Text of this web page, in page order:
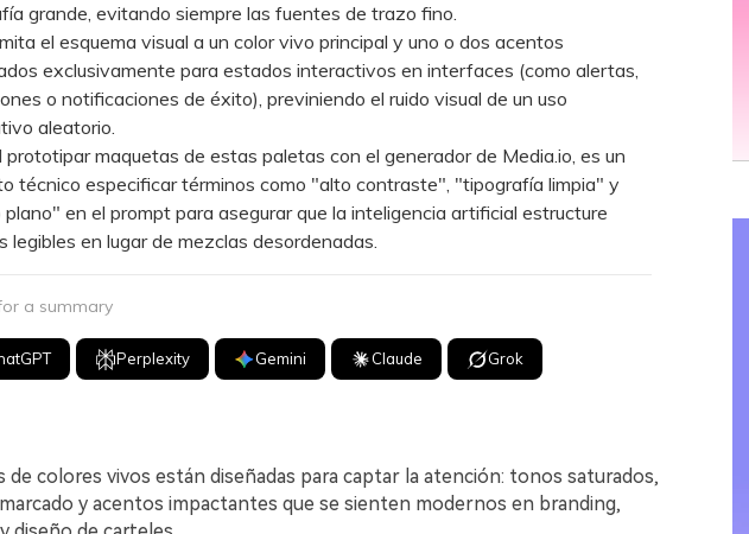
grande, evitando siempre las fuentes de trazo fino.
el esquema visual a un color vivo principal y uno o dos acentos
exclusivamente para estados interactivos en interfaces (como alertas,
o notificaciones de éxito), previniendo el ruido visual de un uso
aleatorio.
maquetas de estas paletas con el generador de Media.io, es un
técnico especificar términos como "alto contraste", "tipografía limpia" y
en el prompt para asegurar que la inteligencia artificial estructure
legibles en lugar de mezclas desordenadas.
a summary
Perplexity Gemini Claude Grok
de colores vivos están diseñadas para captar la atención: tonos saturados,
y acentos impactantes que se sienten modernos en branding,